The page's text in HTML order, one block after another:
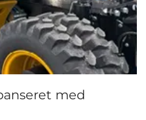
med